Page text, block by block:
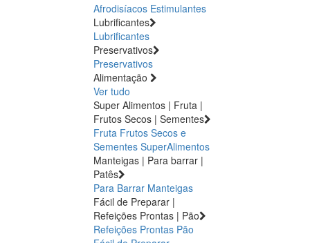
Afrodisíacos Estimulantes
Lubrificantes
Lubrificantes
Preservativos
Preservativos
Alimentação
Ver tudo
Super Alimentos | Fruta |
Frutos Secos | Sementes
Fruta Frutos Secos e
Sementes SuperAlimentos
Manteigas | Para barrar |
Patês
Para Barrar Manteigas
Fácil de Preparar |
Refeições Prontas | Pão
Refeições Prontas Pão